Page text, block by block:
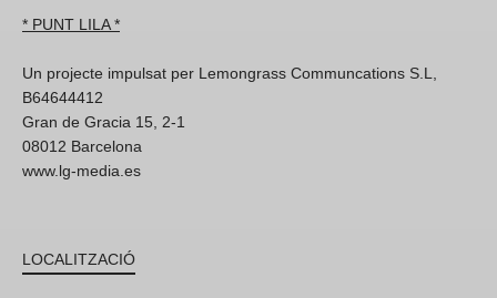
* PUNT LILA *
Un projecte impulsat per Lemongrass Communcations S.L,
B64644412
Gran de Gracia 15, 2-1
08012 Barcelona
www.lg-media.es
LOCALITZACIÓ